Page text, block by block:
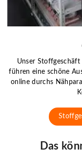
Unser
führen eine schöne
online durchs
Das